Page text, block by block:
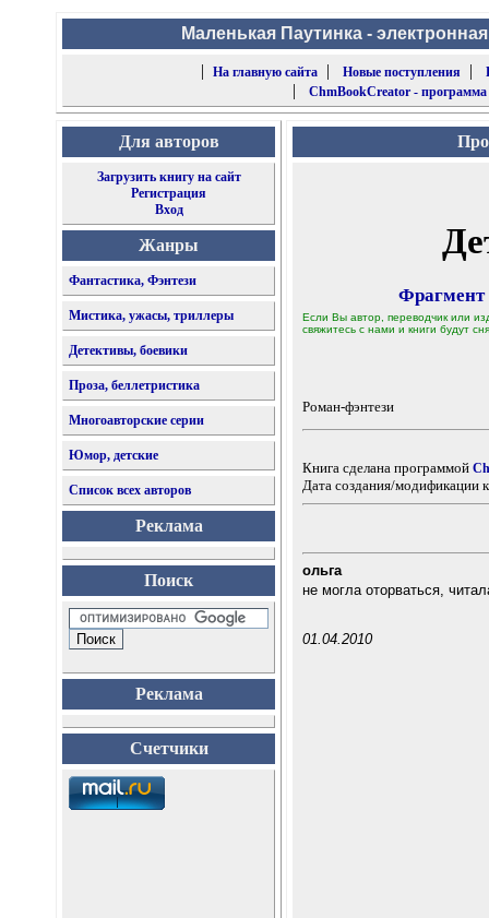
Маленькая Паутинка -
|
На главную сайта| Новые поступления |
| ChmBookCreator -
Для авторов
Загрузить книгу на сайт
Регистрация
Вход
Жанры
Фантастика, Фэнтези
Мистика, ужасы, триллеры
Детективы, боевики
Проза, беллетристика
Многоавторские серии
Юмор, детские
Список всех авторов
Реклама
Поиск
Реклама
Счетчики
Фрагмент
Если Вы автор, переводчик или
свяжитесь с нами и книги будут
Роман-фэнтези
Книга сделана программой
Дата создания/модификации
ольга
не могла оторваться,
01.04.2010